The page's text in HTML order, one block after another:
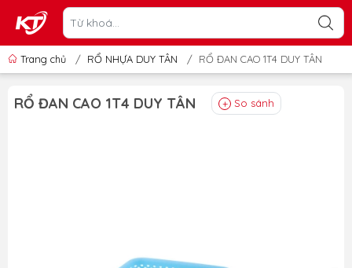
Trang chủ / RỔ NHỰA DUY TÂN / RỔ ĐAN CAO 1T4 DUY TÂN
RỔ ĐAN CAO 1T4 DUY TÂN So sánh